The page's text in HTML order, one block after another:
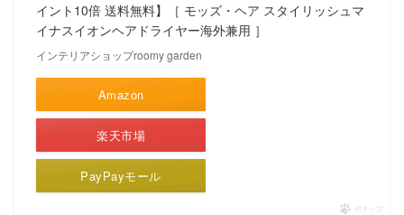
イント10倍 送料無料】［ モッズ・ヘア スタイリッシュマ
イナスイオンヘアドライヤー海外兼用 ］
インテリアショップroomy garden
Amazon
楽天市場
PayPayモール
ポチップ